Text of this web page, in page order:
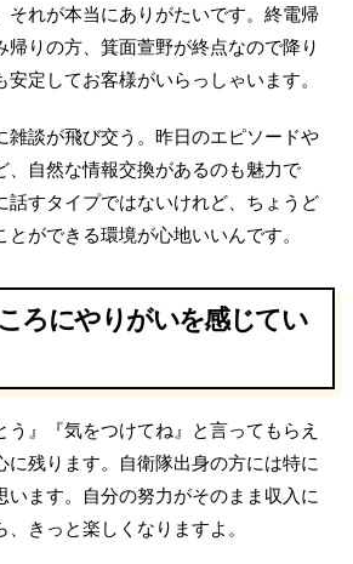
それが本当にありがたいです。終電帰
帰りの方、箕面萱野が終点なので降り
定してお客様がいらっしゃいます。
雑談が飛び交う。昨日のエピソードや
、自然な情報交換があるのも魅力で
話すタイプではないけれど、ちょうど
ができる環境が心地いいんです。
ろにやりがいを感じてい
う』『気をつけてね』と言ってもらえ
に残ります。自衛隊出身の方には特に
います。自分の努力がそのまま収入に
きっと楽しくなりますよ。